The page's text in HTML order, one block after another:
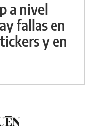
a nivel
fallas en
y en